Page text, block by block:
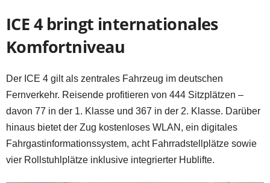
ICE 4 bringt internationales
Komfortniveau
Der ICE 4 gilt als zentrales Fahrzeug im deutschen
Fernverkehr. Reisende profitieren von 444 Sitzplätzen –
davon 77 in der 1. Klasse und 367 in der 2. Klasse. Darüber
hinaus bietet der Zug kostenloses WLAN, ein digitales
Fahrgastinformationssystem, acht Fahrradstellplätze sowie
vier Rollstuhlplätze inklusive integrierter Hublifte.